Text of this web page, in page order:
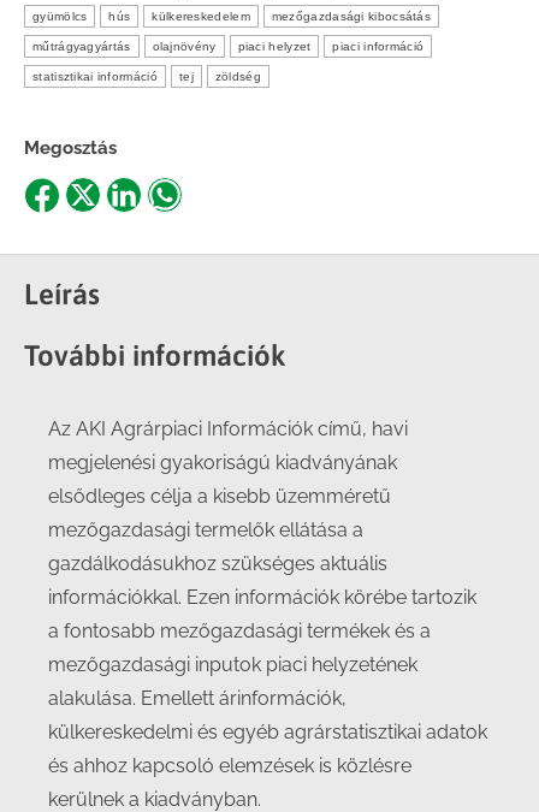
gyümölcs hús külkereskedelem mezőgazdasági kibocsátás
műtrágyagyártás olajnövény piaci helyzet piaci információ
statisztikai információ tej zöldség
Megosztás
Share
Facebook
Share
X
ShareShare
Leírás
További információk
Az AKI Agrárpiaci Információk című, havi
megjelenési gyakoriságú kiadványának
elsődleges célja a kisebb üzemméretű
mezőgazdasági termelők ellátása a
gazdálkodásukhoz szükséges aktuális
információkkal. Ezen információk körébe tartozik
a fontosabb mezőgazdasági termékek és a
mezőgazdasági inputok piaci helyzetének
alakulása. Emellett árinformációk,
külkereskedelmi és egyéb agrárstatisztikai adatok
és ahhoz kapcsoló elemzések is közlésre
kerülnek a kiadványban.